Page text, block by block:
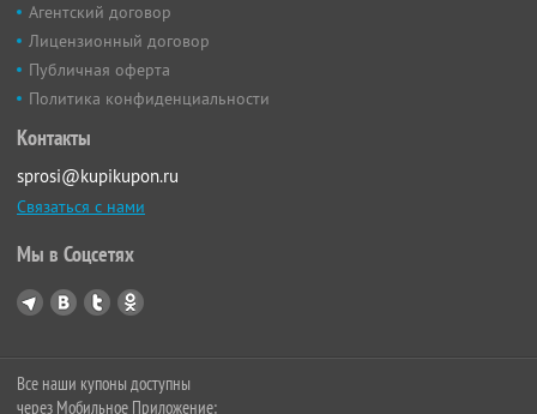
Агентский договор
Лицензионный договор
Публичная оферта
Политика конфиденциальности
Контакты
sprosi@kupikupon.ru
Связаться с нами
Мы в Соцсетях
Все наши купоны доступны
через Мобильное Приложение: